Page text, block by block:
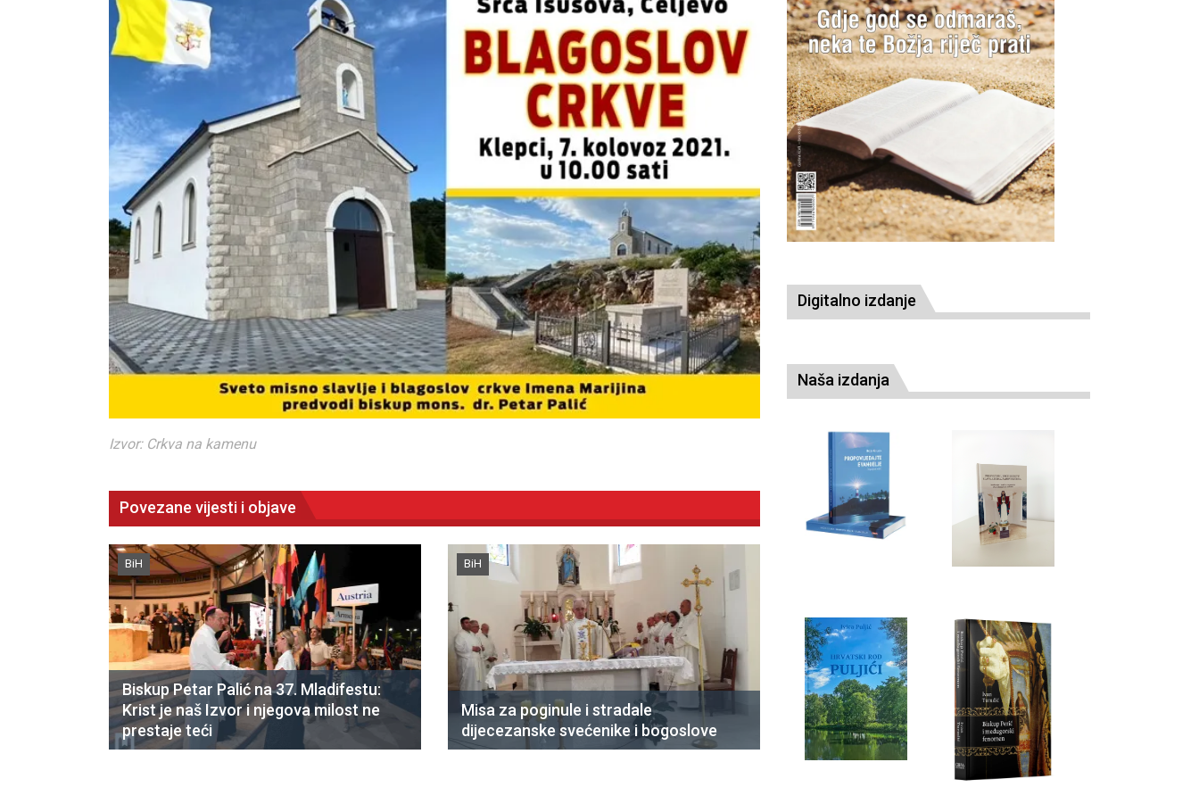
Izvor: Crkva na kamenu
Povezane vijesti i objave
BiH
Biskup Petar Palić na 37. Mladifestu:
Krist je naš Izvor i njegova milost ne
prestaje teći
BiH
Misa za poginule i stradale
dijecezanske svećenike i bogoslove
Digitalno izdanje
Naša izdanja